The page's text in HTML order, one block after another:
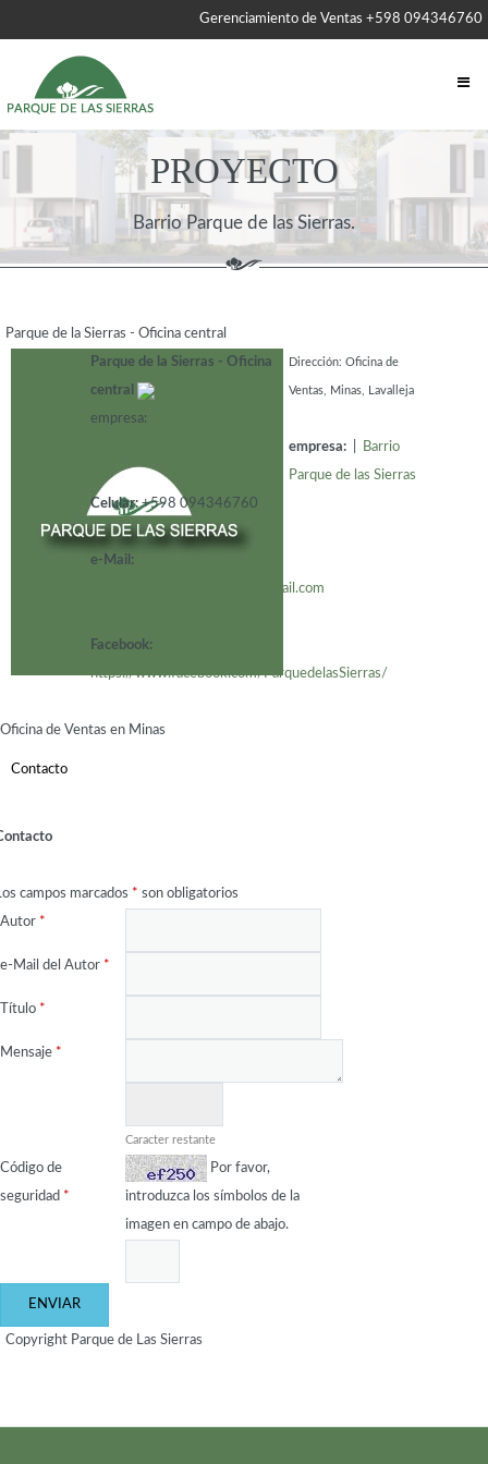
Gerenciamiento de Ventas +598 094346760
PROYECTO
Barrio Parque de las Sierras.
Parque de la Sierras - Oficina central
Parque de la Sierras - Oficina
central
empresa:
Celular:+598 094346760
e-Mail:
parquedelassierras.ventas@gmail.com
Facebook:
https://www.facebook.com/ParquedelasSierras/
Dirección: Oficina de
Ventas, Minas, Lavalleja
empresa:
Barrio
Parque de las Sierras
Oficina de Ventas en Minas
Contacto
campos marcados * son obligatorios
Autor *
e-Mail del Autor *
Título *
Mensaje *
Caracter restante
Código de
seguridad *
Por favor,
introduzca los símbolos de la
imagen en campo de abajo.
Copyright Parque de Las Sierras